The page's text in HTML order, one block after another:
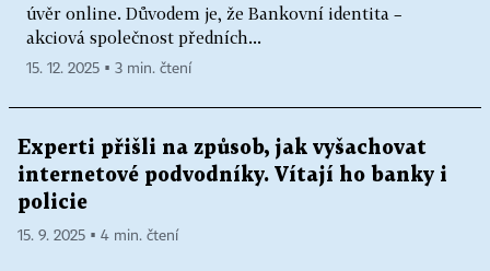
úvěr online. Důvodem je, že Bankovní identita –
akciová společnost předních...
15. 12. 2025 ▪ 3 min. čtení
Experti přišli na způsob, jak vyšachovat
internetové podvodníky. Vítají ho banky i
policie
15. 9. 2025 ▪ 4 min. čtení